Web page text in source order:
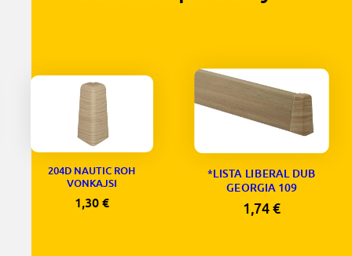
204D NAUTIC ROH
VONKAJSI
1,30 €
*LISTA LIBERAL DUB
GEORGIA 109
1,74€